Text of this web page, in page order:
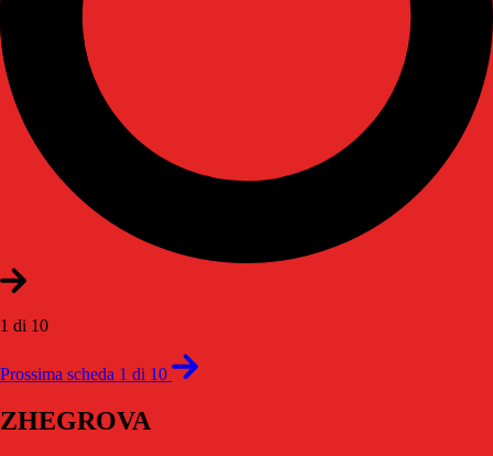
1 di 10
Prossima scheda 1 di 10
ZHEGROVA